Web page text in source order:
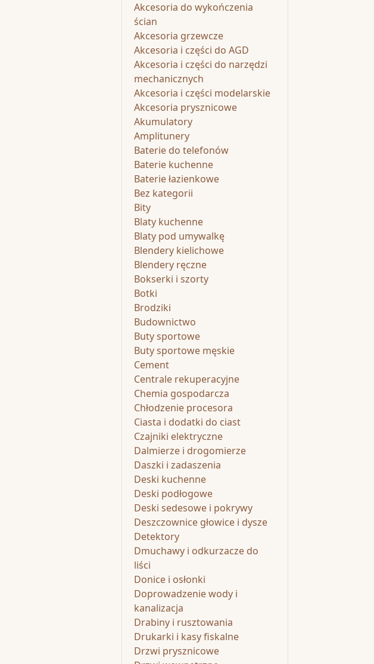
Akcesoria do wykończenia
ścian
Akcesoria grzewcze
Akcesoria i części do AGD
Akcesoria i części do narzędzi
mechanicznych
Akcesoria i części modelarskie
Akcesoria prysznicowe
Akumulatory
Amplitunery
Baterie do telefonów
Baterie kuchenne
Baterie łazienkowe
Bez kategorii
Bity
Blaty kuchenne
Blaty pod umywalkę
Blendery kielichowe
Blendery ręczne
Bokserki i szorty
Botki
Brodziki
Budownictwo
Buty sportowe
Buty sportowe męskie
Cement
Centrale rekuperacyjne
Chemia gospodarcza
Chłodzenie procesora
Ciasta i dodatki do ciast
Czajniki elektryczne
Dalmierze i drogomierze
Daszki i zadaszenia
Deski kuchenne
Deski podłogowe
Deski sedesowe i pokrywy
Deszczownice głowice i dysze
Detektory
Dmuchawy i odkurzacze do
liści
Donice i osłonki
Doprowadzenie wody i
kanalizacja
Drabiny i rusztowania
Drukarki i kasy fiskalne
Drzwi prysznicowe